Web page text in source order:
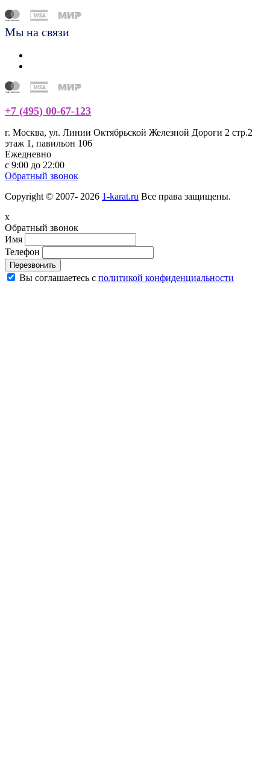
Мы на связи
+7 (495) 00-67-123
г. Москва, ул. Линии Октябрьской Железной Дороги 2 стр.2
этаж 1, павильон 106
Ежедневно
с 9:00 до 22:00
Обратный звонок
Copyright © 2007- 2026 1-karat.ru Все права защищены.
x
Обратный звонок
Имя
Телефон
Перезвонить
Вы соглашаетесь с политикой конфиденциальности